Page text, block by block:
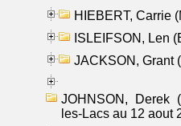
HIEBERT, Carrie
ISLEIFSON, Len
JACKSON, Grant
JOHNSON, Derek
les-Lacs au 12 aout